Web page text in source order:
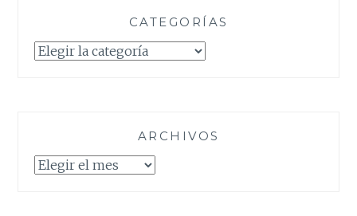
CATEGORÍAS
Categorías
ARCHIVOS
Archivos